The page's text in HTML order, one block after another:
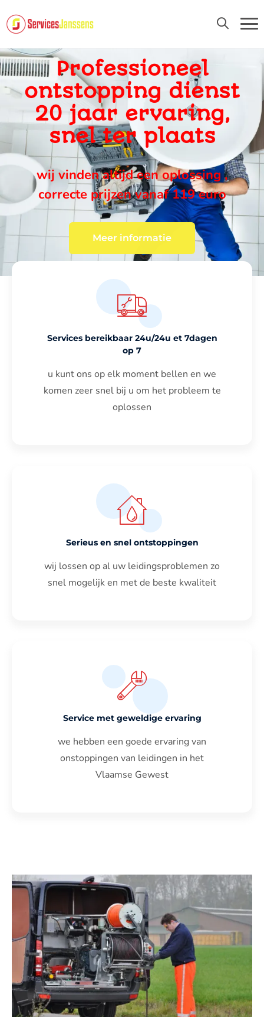
Professioneel
ontstopping dienst
20 jaar ervaring,
snel ter plaats
wij vinden altijd een oplossing ,
correcte prijzen vanaf 119 euro
Meer informatie
Services bereikbaar 24u/24u et 7dagen
op 7
u kunt ons op elk moment bellen en we
komen zeer snel bij u om het probleem te
oplossen
Serieus en snel ontstoppingen
wij lossen op al uw leidingsproblemen zo
snel mogelijk en met de beste kwaliteit
Service met geweldige ervaring
we hebben een goede ervaring van
onstoppingen van leidingen in het
Vlaamse Gewest